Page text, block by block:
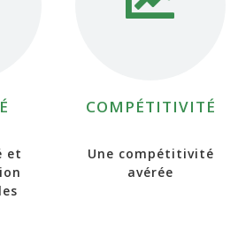
et
COMPÉTITIVITÉ
Une compétitivité
avérée